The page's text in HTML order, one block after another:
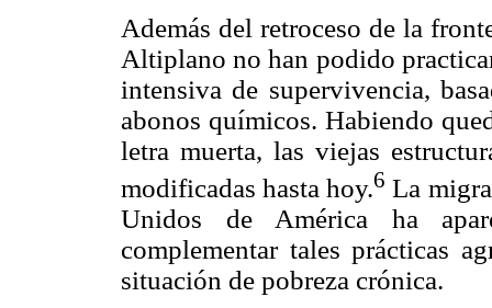
Además del retroceso de la
Altiplano no han podido
intensiva de supervivencia,
abonos químicos. Habiendo
letra muerta, las viejas
modificadas hasta hoy.6 La
Unidos de América ha
complementar tales prácticas
situación de pobreza crónica.